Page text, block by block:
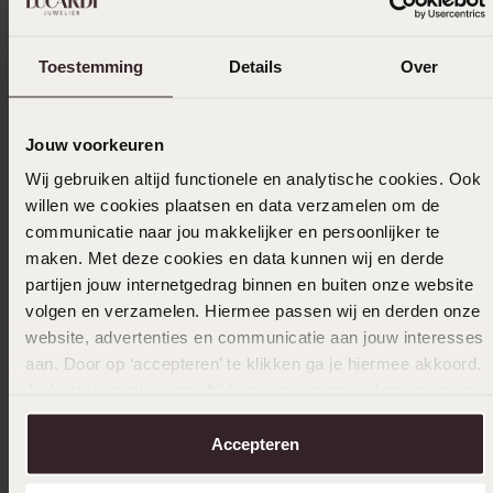
Toestemming Details Over
Jouw voorkeuren
Wij gebruiken altijd functionele en analytische cookies. Ook
willen we cookies plaatsen en data verzamelen om de
communicatie naar jou makkelijker en persoonlijker te
maken. Met deze cookies en data kunnen wij en derde
partijen jouw internetgedrag binnen en buiten onze website
volgen en verzamelen. Hiermee passen wij en derden onze
website, advertenties en communicatie aan jouw interesses
aan. Door op ‘accepteren’ te klikken ga je hiermee akkoord.
over in onscookiebeleid.
Accepteren
Ook leuk voor jou